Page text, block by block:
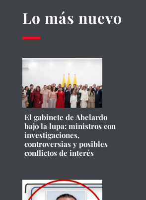
Lo más nuevo
El gabinete de Abelardo
bajo la lupa: ministros con
investigaciones,
controversias y posibles
conflictos de interés